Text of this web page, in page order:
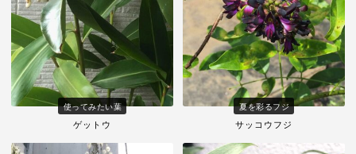
使ってみたい葉
ゲットウ
夏を彩るフジ
サッコウフジ